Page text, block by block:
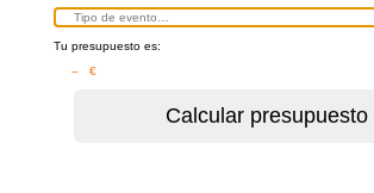
Tu presupuesto es:
– €